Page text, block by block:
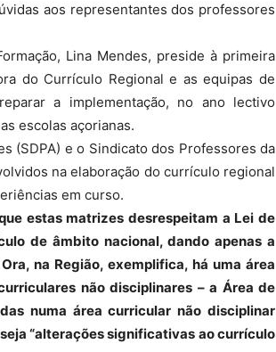
aos representantes dos professores
Lina Mendes, preside à primeira
do Currículo Regional e as equipas de
a implementação, no ano lectivo
escolas açorianas.
(SDPA) e o Sindicato dos Professores da
na elaboração do currículo regional
em curso.
estas matrizes desrespeitam a Lei de
de âmbito nacional, dando apenas a
na Região, exemplifica, há uma área
não disciplinares – a Área de
numa área curricular não disciplinar
“alterações significativas ao currículo